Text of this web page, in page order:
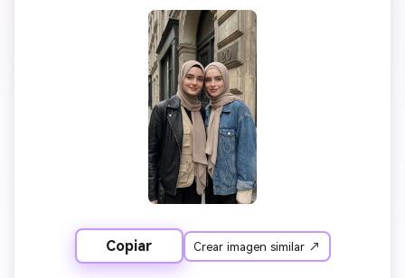
natural con labios brillantes, fondo arquitectónico con
edificio y número 20 visible, luz de día suave y nublada,
paleta de colores neutros con negro y beige, retrato de
cintura para arriba, fotorrealismo 8K, estética sofisticada
de amistad, estilo modesto elegante
Copiar Crear imagen similar ↗